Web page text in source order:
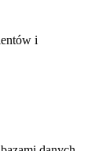
i